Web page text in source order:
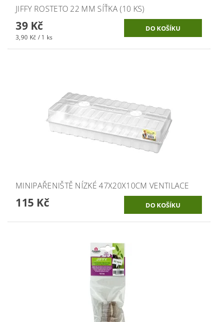
JIFFY ROSTETO 22 MM SÍŤKA (10 KS)
39 Kč
3,90 Kč / 1 ks
MINIPAŘENIŠTĚ NÍZKÉ 47X20X10CM VENTILACE
115 Kč